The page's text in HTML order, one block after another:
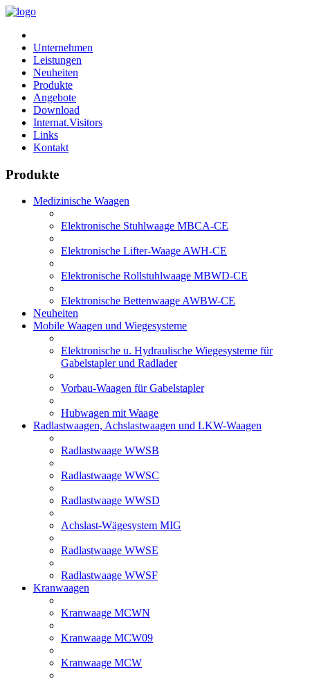
Unternehmen
Leistungen
Neuheiten
Produkte
Angebote
Download
Internat.Visitors
Links
Kontakt
Produkte
Medizinische Waagen
Elektronische Stuhlwaage MBCA-CE
Elektronische Lifter-Waage AWH-CE
Elektronische Rollstuhlwaage MBWD-CE
Elektronische Bettenwaage AWBW-CE
Neuheiten
Mobile Waagen und Wiegesysteme
Elektronische u. Hydraulische Wiegesysteme für
Gabelstapler und Radlader
Vorbau-Waagen für Gabelstapler
Hubwagen mit Waage
Radlastwaagen, Achslastwaagen und LKW-Waagen
Radlastwaage WWSB
Radlastwaage WWSC
Radlastwaage WWSD
Achslast-Wägesystem MIG
Radlastwaage WWSE
Radlastwaage WWSF
Kranwaagen
Kranwaage MCWN
Kranwaage MCW09
Kranwaage MCW